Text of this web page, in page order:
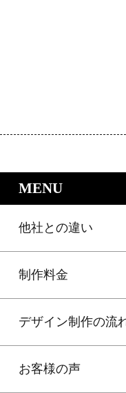
MENU｜LP制
他社との違い
制作料金
デザイン制作の流
お客様の声